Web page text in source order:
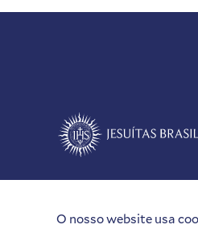
O nosso website usa